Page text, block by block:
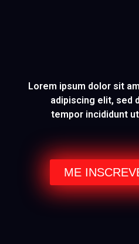
Lorem ipsum dolor sit
adipiscing elit, sed
tempor incididunt
ME